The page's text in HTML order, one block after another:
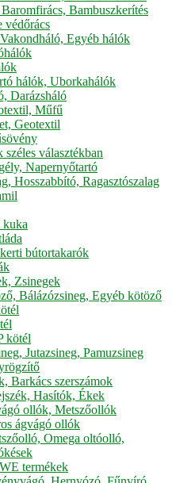
Bambuszkerítés
védőrács
Egyéb hálók
hálók, Uborkahálók
Darázsháló
Műfű
Geotextil
választékban
Napernyőtartó
Hosszabbító, Ragasztószalag
kuka
bútortakarók
Zsinegek
Bálázózsineg, Egyéb kötöző
kötél
Jutazsineg, Pamuzsineg
Barkács szerszámok
Hasítók, Ékek
ollók, Metszőollók
ágvágó ollók
Omega oltóolló,
termékek